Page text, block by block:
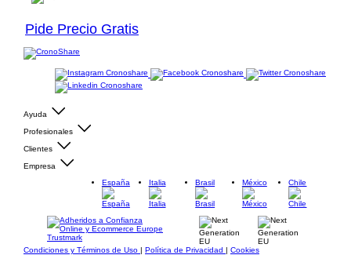
Pide Precio Gratis
Ayuda
Profesionales
Clientes
Empresa
España
Italia Brasil México Chile
Condiciones y Términos de Uso | Política de Privacidad | Cookies